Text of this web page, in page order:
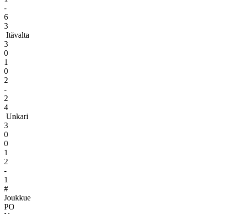
-
6
3
Itävalta
3
0
1
0
2
-
2
4
Unkari
3
0
0
1
2
-
1
#
Joukkue
PO